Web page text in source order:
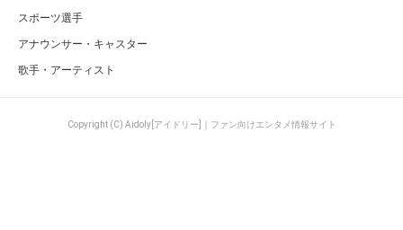
スポーツ選手
アナウンサー・キャスター
歌手・アーティスト
Copyright (C) Aidoly[アイドリー]｜ファン向けエンタメ情報サイト